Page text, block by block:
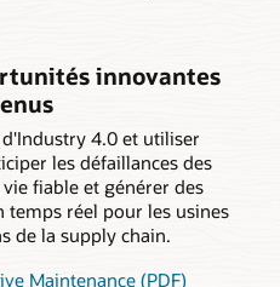
innovantes
4.0 et utiliser
les défaillances des
fiable et générer des
réel pour les usines
de la supply chain.
Maintenance (PDF)